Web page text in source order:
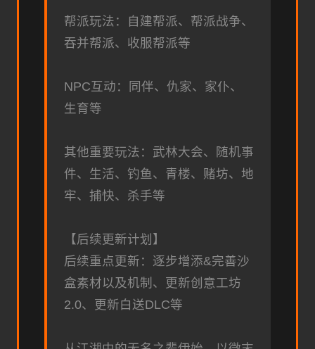
帮派玩法：自建帮派、帮派战争、
吞并帮派、收服帮派等
NPC互动：同伴、仇家、家仆、
生育等
其他重要玩法：武林大会、随机事
件、生活、钓鱼、青楼、赌坊、地
牢、捕快、杀手等
【后续更新计划】
后续重点更新：逐步增添&完善沙
盒素材以及机制、更新创意工坊
2.0、更新白送DLC等